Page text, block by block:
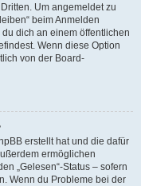
Um angemeldet zu
beim Anmelden
dich an einem öffentlichen
Wenn diese Option
von der Board-
erstellt hat und die dafür
ermöglichen
„Gelesen“-Status – sofern
Wenn du Probleme bei der